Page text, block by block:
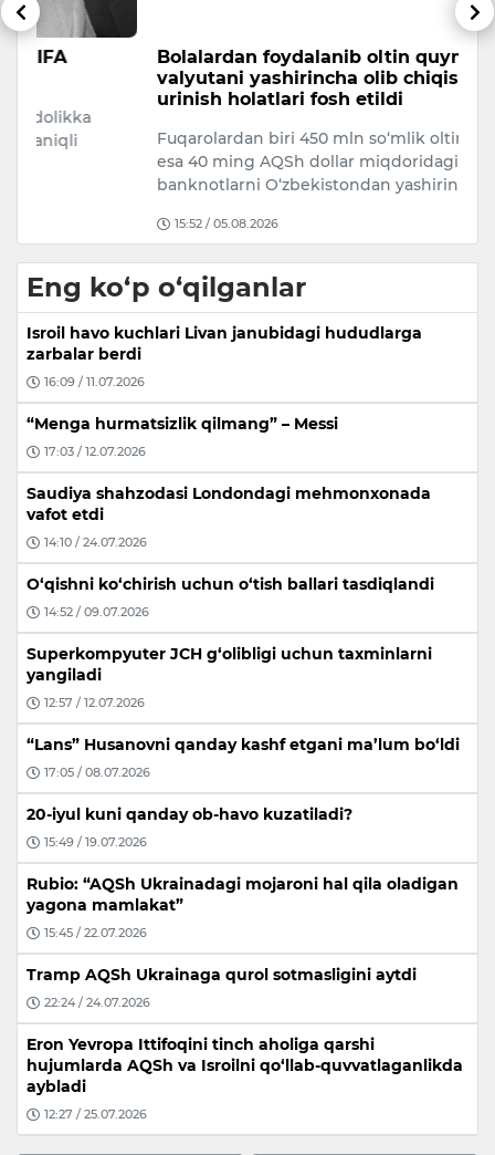
Bolalardan foydalanib oltin quyma va
valyutani yashirincha olib chiqishga
urinish holatlari fosh etildi
Fuqarolardan biri 450 mln so‘mlik oltinni, boshqasi
esa 40 ming AQSh dollar miqdoridagi
banknotlarni O‘zbekistondan yashirin…
15:52 / 05.08.2026
Eng ko‘p o‘qilganlar
Isroil havo kuchlari Livan janubidagi hududlarga
zarbalar berdi
16:09 / 11.07.2026
“Menga hurmatsizlik qilmang” – Messi
17:03 / 12.07.2026
Saudiya shahzodasi Londondagi mehmonxonada
vafot etdi
14:10 / 24.07.2026
O‘qishni ko‘chirish uchun o‘tish ballari tasdiqlandi
14:52 / 09.07.2026
Superkompyuter JCH g‘olibligi uchun taxminlarni
yangiladi
12:57 / 12.07.2026
“Lans” Husanovni qanday kashf etgani ma’lum bo‘ldi
17:05 / 08.07.2026
20-iyul kuni qanday ob-havo kuzatiladi?
15:49 / 19.07.2026
Rubio: “AQSh Ukrainadagi mojaroni hal qila oladigan
yagona mamlakat”
15:45 / 22.07.2026
Tramp AQSh Ukrainaga qurol sotmasligini aytdi
22:24 / 24.07.2026
Eron Yevropa Ittifoqini tinch aholiga qarshi
hujumlarda AQSh va Isroilni qo‘llab-quvvatlaganlikda
aybladi
12:27 / 25.07.2026